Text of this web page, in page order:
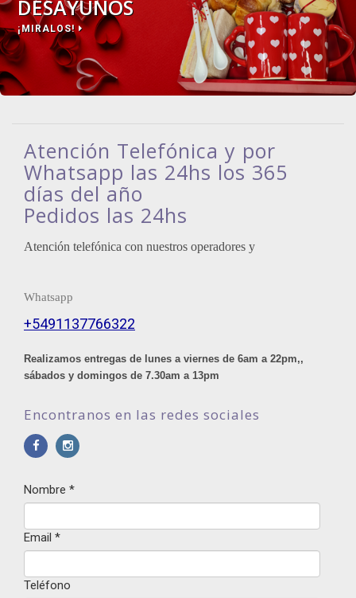
DESAYUNOS
¡MIRALOS!
Atención Telefónica y por
Whatsapp las 24hs los 365
días del año
Pedidos las 24hs
Atención telefónica con nuestros operadores y
Whatsapp
+5491137766322
Realizamos entregas de lunes a viernes de 6am a 22pm,,
sábados y domingos de 7.30am a 13pm
Encontranos en las redes sociales
Nombre *
Email *
Teléfono